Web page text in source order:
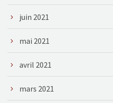
juin 2021
mai 2021
avril 2021
mars 2021